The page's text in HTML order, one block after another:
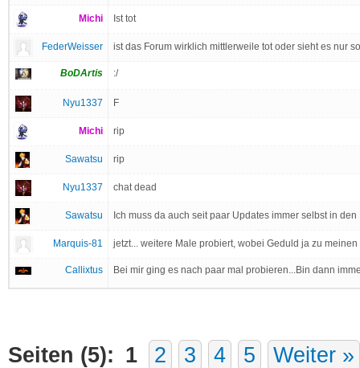
Michi Ist tot
FederWeisser ist das Forum wirklich mittlerweile tot oder sieht es nur
BoDArtis :/
Nyu1337 F
Michi rip
Sawatsu rip
Nyu1337 chat dead
Sawatsu Ich muss da auch seit paar Updates immer selbst in
Marquis-81 jetzt... weitere Male probiert, wobei Geduld ja zu meinen
Callixtus Bei mir ging es nach paar mal probieren...Bin dann
Seiten (5): 1 2 3 4 5 Weiter »